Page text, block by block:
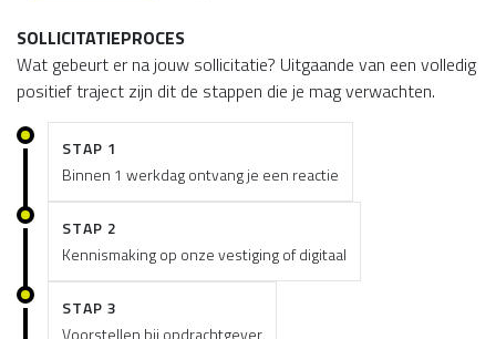
SOLLICITATIEPROCES
Wat gebeurt er na jouw sollicitatie? Uitgaande van een volledig
positief traject zijn dit de stappen die je mag verwachten.
STAP 1
Binnen 1 werkdag ontvang je een reactie
STAP 2
Kennismaking op onze vestiging of digitaal
STAP 3
Voorstellen bij opdrachtgever